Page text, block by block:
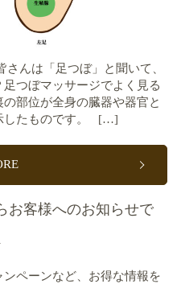
んは「足つぼ」と聞いて、
つぼマッサージでよく見る
部位が全身の臓器や器官と
したものです。 […]
お客様へのお知らせで
ペーンなど、お得な情報を